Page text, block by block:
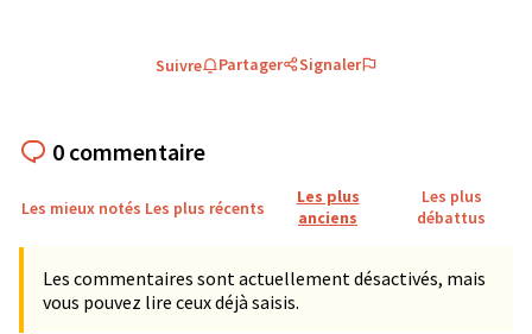
Suivre Partager Signaler
0 commentaire
Les mieux notés Les plus récents
Les plus
anciens
Les plus
débattus
Les commentaires sont actuellement désactivés, mais
vous pouvez lire ceux déjà saisis.